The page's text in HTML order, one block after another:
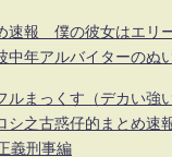
速報 僕の彼女はエリ
中年アルバイターのぬ
ルまっくす（デカい強
シ之古惑仔的まとめ速
義刑事編